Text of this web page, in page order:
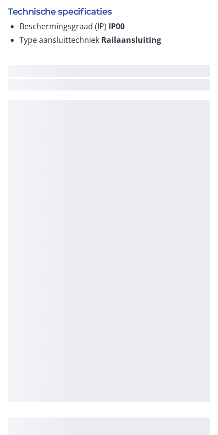
Technische specificaties
Beschermingsgraad (IP) IP00
Type aansluittechniek Railaansluiting